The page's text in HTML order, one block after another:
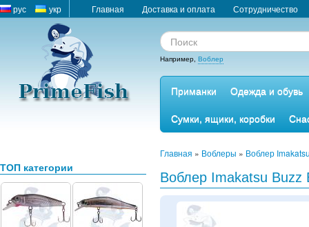
рус укр Главная Доставка и оплата Сотрудничество
Например, Воблер
Приманки
Одежда и обувь
Сумки, ящики, коробки
ТОП категории
Главная » Воблеры » Воблер
Воблер Imakatsu Buzz